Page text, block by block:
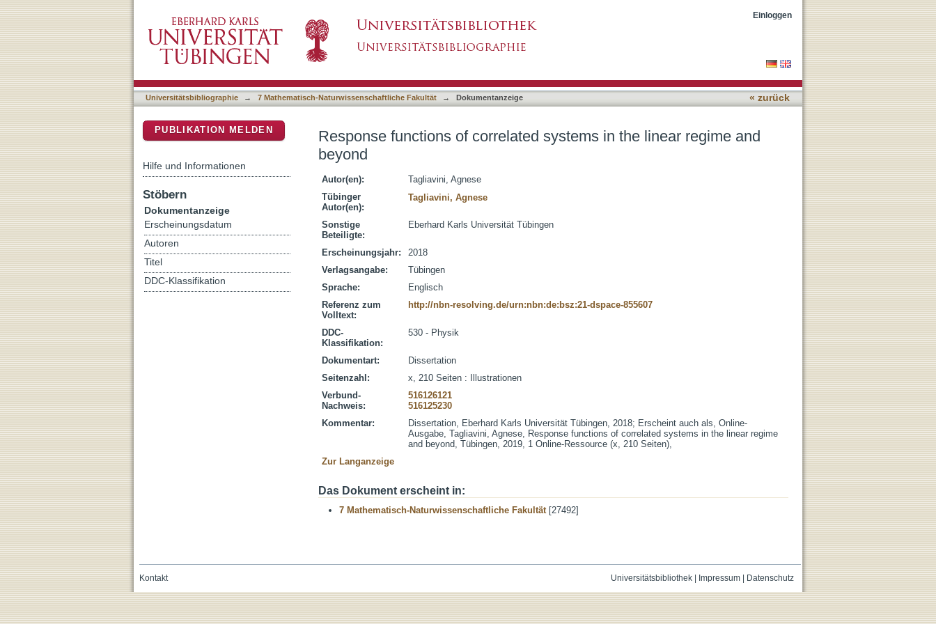
Einloggen
Universitätsbibliographie → 7 Mathematisch-Naturwissenschaftliche Fakultät → Dokumentanzeige « zurück
Response functions of correlated systems in the linear regime and
beyond
Autor(en):
Tagliavini, Agnese
Tübinger
Autor(en):
Tagliavini, Agnese
Sonstige
Beteiligte:
Eberhard Karls Universität Tübingen
Erscheinungsjahr:
2018
Verlagsangabe:
Tübingen
Sprache:
Englisch
Referenz zum
Volltext:
http://nbn-resolving.de/urn:nbn:de:bsz:21-dspace-855607
DDC-
Klassifikation:
530 - Physik
Dokumentart:
Dissertation
Seitenzahl:
x, 210 Seiten : Illustrationen
Verbund-
Nachweis:
516126121
516125230
Kommentar:
Dissertation, Eberhard Karls Universität Tübingen, 2018; Erscheint auch als, Online-
Ausgabe, Tagliavini, Agnese, Response functions of correlated systems in the linear regime
and beyond, Tübingen, 2019, 1 Online-Ressource (x, 210 Seiten),
Zur Langanzeige
Das Dokument erscheint in:
7 Mathematisch-Naturwissenschaftliche Fakultät[27492]
PUBLIKATION MELDEN
Hilfe und Informationen
Stöbern
Dokumentanzeige
Erscheinungsdatum
Autoren
Titel
DDC-Klassifikation
Universitätsbibliothek| Impressum| Datenschutz
Kontakt